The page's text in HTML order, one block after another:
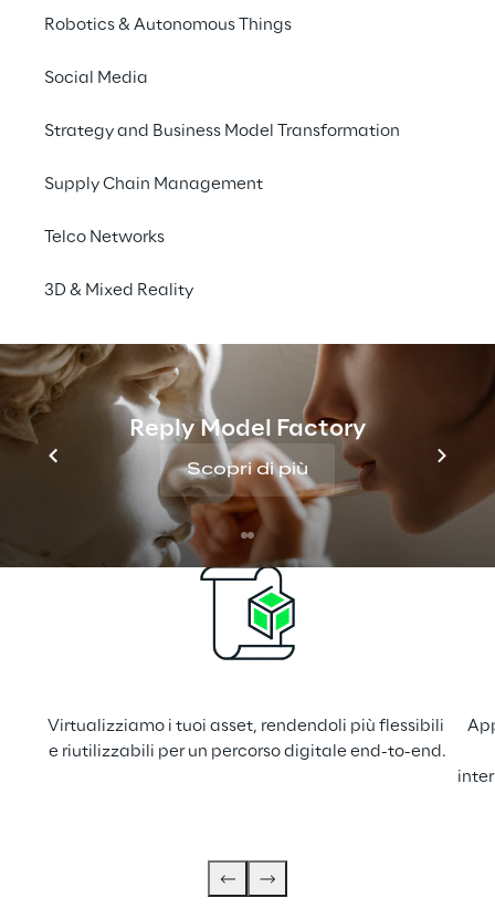
Robotics & Autonomous Things
Social Media
Strategy and Business Model Transformation
Supply Chain Management
Telco Networks
3D & Mixed Reality
Reply Model Factory
Scopri di più
CASE STUDY
Puma accelera
con GaliLEA
Come lavoriamo
Virtualizziamo i tuoi asset, rendendoli più flessibili
e riutilizzabili per un percorso digitale end-to-end.